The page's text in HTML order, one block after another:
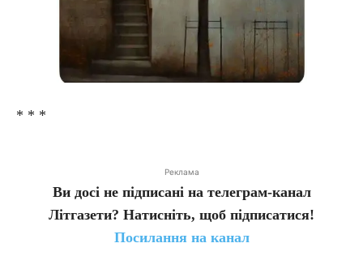
* * *
Реклама
Ви досі не підписані на телеграм-канал
Літгазети? Натисніть, щоб підписатися!
Посилання на канал